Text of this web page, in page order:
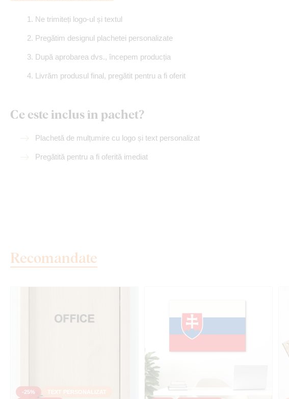
Ne trimiteți logo-ul și textul
Pregătim designul plachetei personalizate
După aprobarea dvs., începem producția
Livrăm produsul final, pregătit pentru a fi oferit
Ce este inclus în pachet?
Plachetă de mulțumire cu logo și text personalizat
Pregătită pentru a fi oferită imediat
Recomandate
-25%
TEXT PERSONALIZAT